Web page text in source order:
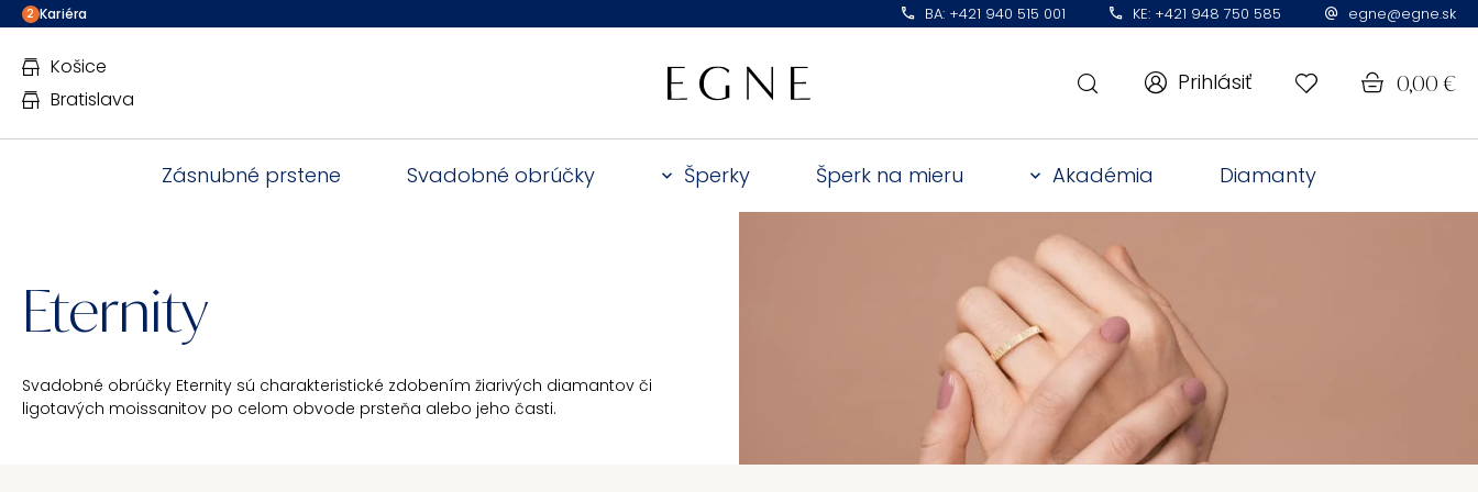
2 Kariéra BA: +421 940 515 001 KE: +421 948 750 585 egne@egne.sk
Košice
Bratislava
Prihlásiť 0,00 €
Zásnubné prstene Svadobné obrúčky Šperky Šperk na mieru Akadémia Diamanty
Eternity
Svadobné obrúčky Eternity sú charakteristické zdobením žiarivých diamantov či
ligotavých moissanitov po celom obvode prsteňa alebo jeho časti.